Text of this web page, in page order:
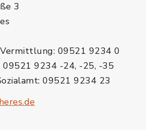
3
09521 9234 0
09521 9234 -24, -25, -35
09521 9234 23